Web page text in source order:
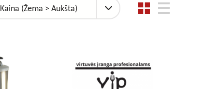
Kaina (Žema > Aukšta)